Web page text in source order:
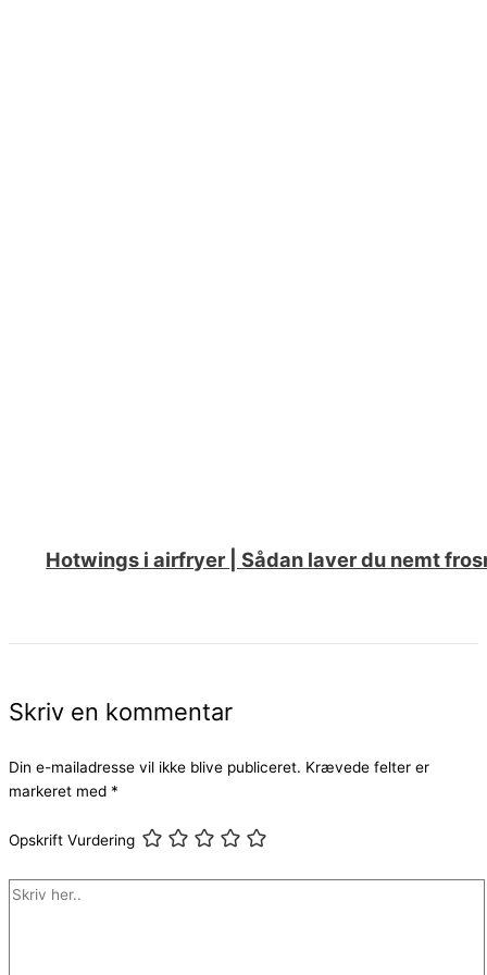
Hotwings i airfryer | Sådan laver du nemt
Skriv en kommentar
Din e-mailadresse vil ikke blive publiceret. Krævede felter er
markeret med *
Opskrift Vurdering
Skriv